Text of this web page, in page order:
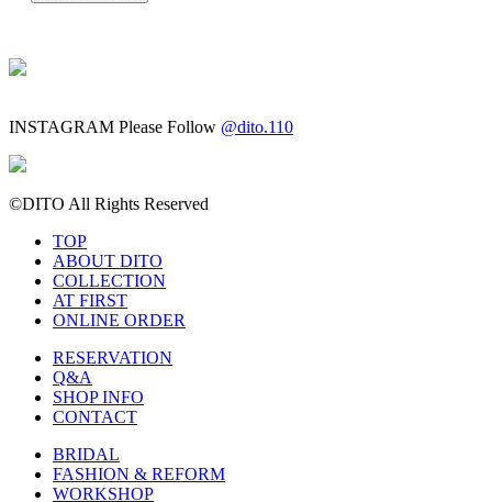
INSTAGRAM Please Follow @dito.110
©DITO All Rights Reserved
TOP
ABOUT DITO
COLLECTION
AT FIRST
ONLINE ORDER
RESERVATION
Q&A
SHOP INFO
CONTACT
BRIDAL
FASHION & REFORM
WORKSHOP